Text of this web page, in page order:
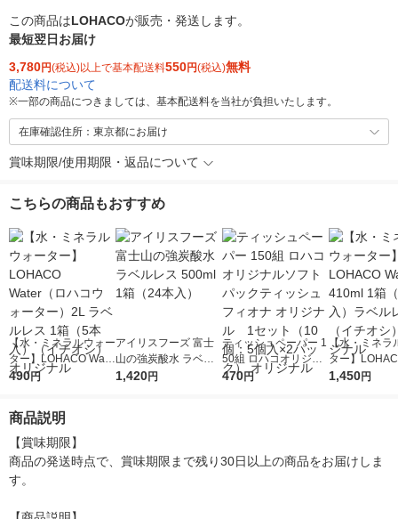
この商品はLOHACOが販売・発送します。
最短翌日お届け
3,780円(税込)以上で基本配送料550円(税込)無料
配送料について
※一部の商品につきましては、基本配送料を当社が負担いたします。
在庫確認住所：東京都にお届け
賞味期限/使用期限・返品について
こちらの商品もおすすめ
【水・ミネラルウォー
ター】LOHACO Wate
r（ロハコウォータ
シ） オリジナル
490円
アイリスフーズ 富士
山の強炭酸水 ラベル
レス 500ml 1箱（24
1,420円
ティッシュペーパー 1
50組 ロハコオリジナ
ルソフトパックティッ
470円
【水・ミネラ
ター】
r 410ml 1箱（
1,450円
商品説明
【賞味期限】
商品の発送時点で、賞味期限まで残り30日以上の商品をお届けしま
す。